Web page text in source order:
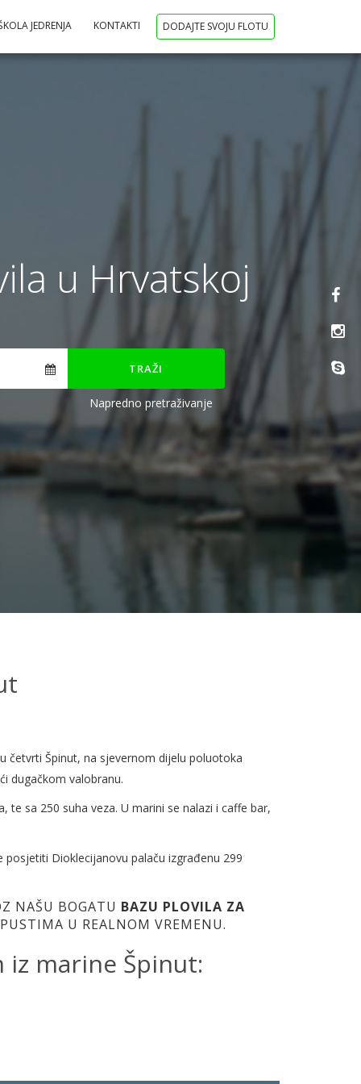
JEDRENJA KONTAKTI DODAJTE SVOJU FLOTU
u Hrvatskoj
TRAŽI
Napredno pretraživanje
četvrti Špinut, na sjevernom dijelu poluotoka
dugačkom valobranu.
sa 250 suha veza. U marini se nalazi i caffe bar,
Dioklecijanovu palaču izgrađenu 299
NAŠU BOGATU BAZU PLOVILA ZA
U REALNOM VREMENU.
iz marine Špinut: